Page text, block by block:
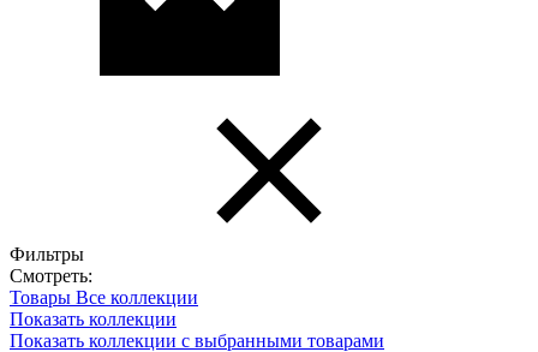
Фильтры
Смотреть:
Товары Все коллекции
Показать коллекции
Показать коллекции с выбранными товарами